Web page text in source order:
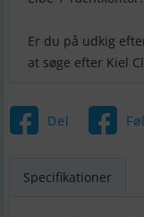
Er du på udkig
Del
Specifikationer